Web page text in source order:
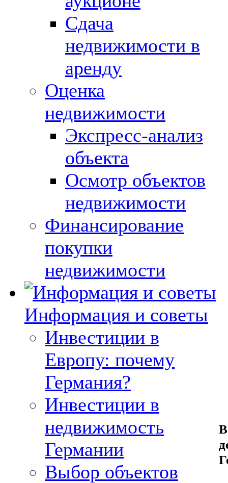
Сдача
недвижимости в
аренду
Оценка
недвижимости
Экспресс-анализ
объекта
Осмотр объектов
недвижимости
Финансирование
покупки
недвижимости
Информация и советы
Инвестиции в
Европу: почему
Германия?
Инвестиции в
недвижимость
Германии
Выбор объектов